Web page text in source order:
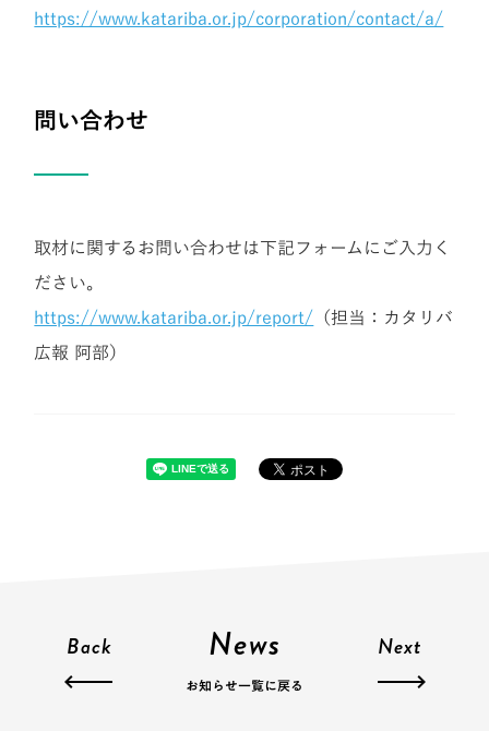
https://www.katariba.or.jp/corporation/contact/a/
問い合わせ
取材に関するお問い合わせは下記フォームにご入力く
ださい。
https://www.katariba.or.jp/report/ （担当：カタリバ
広報 阿部）
Back News
お知らせ一覧に戻る
Next